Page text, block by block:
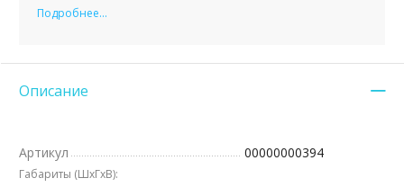
Подробнее...
Описание
Артикул 00000000394
Габариты (ШхГхВ):